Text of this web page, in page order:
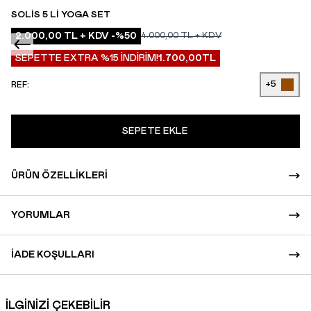
SOLIS 5 LI YOGA SET
2.000,00 TL + KDV -%50 4.000,00TL + KDV
SEPETTE EXTRA %15 İNDİRİM!1.700,00TL
REF: +5
SEPETE EKLE
ÜRÜN ÖZELLIKLERI
YORUMLAR
İADE KOŞULLARI
İLGİNİZİ ÇEKEBİLİR